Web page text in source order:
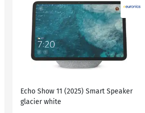
Echo Show 11 (2025) Smart Speaker
glacier white